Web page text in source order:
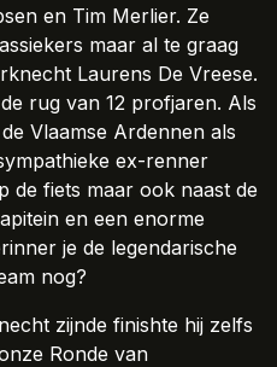
en Tim Merlier. Ze
maar al te graag
Laurens De Vreese.
rug van 12 profjaren. Als
Vlaamse Ardennen als
ex-renner
de fiets maar ook naast de
en een enorme
je de legendarische
nog?
zijnde finishte hij zelfs
Ronde van